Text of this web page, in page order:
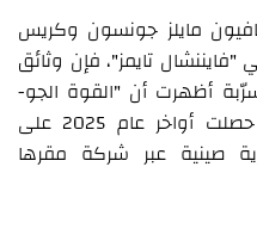
مايلز جونسون وكريس
تايمز"، فإن وثائق
أظهرت أن "القوة الجو-
فضائية" التابعة للحرس الثوري حصلت أواخر عام 2025 على
صينية عبر شركة مقرها